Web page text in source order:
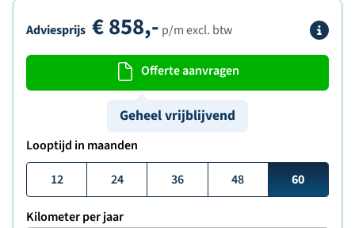
Adviesprijs €858,- p/m excl. btw
Offerte aanvragen
Geheel vrijblijvend
Looptijd in maanden
12
24 36 48 60
Kilometer per jaar